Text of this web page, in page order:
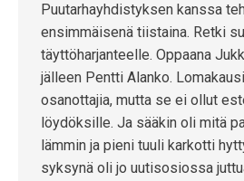
Puutarhayhdistyksen kanssa
ensimmäisenä tiistaina. Retki
täyttöharjanteelle. Oppaana
jälleen Pentti Alanko.
osanottajia, mutta se ei ollut
löydöksille. Ja sääkin oli mitä
lämmin ja pieni tuuli karkotti
syksynä oli jo uutisosiossa